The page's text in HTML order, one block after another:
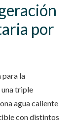
por
para la
triple
agua caliente
con distintos